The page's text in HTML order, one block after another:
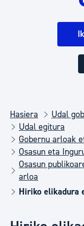
Hasiera
Udal
Udal egitura
Gobernu arloak
Osasun eta
Osasun
arloa
Hiriko elikadura